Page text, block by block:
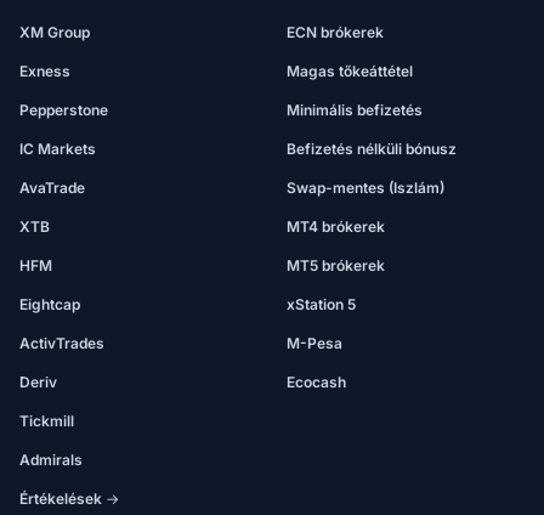
XM Group
Exness
Pepperstone
IC Markets
AvaTrade
XTB
HFM
Eightcap
ActivTrades
Deriv
Tickmill
Admirals
Értékelések →
ECN brókerek
Magas tőkeáttétel
Minimális befizetés
Befizetés nélküli bónusz
Swap-mentes (Iszlám)
MT4 brókerek
MT5 brókerek
xStation 5
M-Pesa
Ecocash